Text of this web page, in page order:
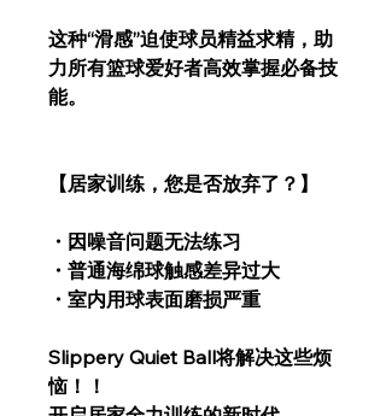
这种“滑感”迫使球员精益求精，助
力所有篮球爱好者高效掌握必备技
能。
【居家训练，您是否放弃了？】
・因噪音问题无法练习
・普通海绵球触感差异过大
・室内用球表面磨损严重
Slippery Quiet Ball将解决这些烦
恼！！